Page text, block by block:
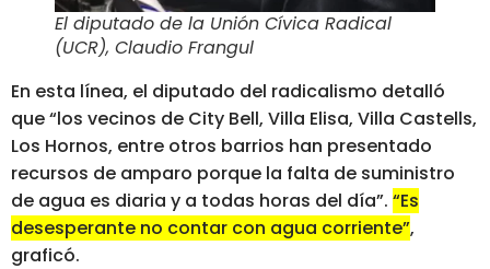
El diputado de la Unión Cívica Radical
(UCR), Claudio Frangul
En esta línea, el diputado del radicalismo detalló
que “los vecinos de City Bell, Villa Elisa, Villa Castells,
Los Hornos, entre otros barrios han presentado
recursos de amparo porque la falta de suministro
de agua es diaria y a todas horas del día”. “Es
desesperante no contar con agua corriente”,
graficó.